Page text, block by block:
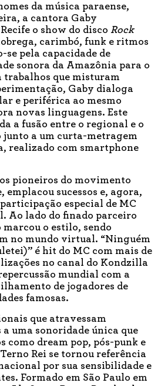
da música paraense,
a cantora Gaby
o show do disco Rock
carimbó, funk e ritmos
se pela capacidade de
sonora da Amazônia para o
trabalhos que misturam
Gaby dialoga
e periférica ao mesmo
novas linguagens. Este
a fusão entre o regional e o
junto a um curta-metragem
realizado com smartphone
pioneiros do movimento
emplacou sucessos e, agora,
especial de MC
Ao lado do finado parceiro
o estilo, sendo
no mundo virtual. “Ninguém
é hit do MC com mais de
no canal do Kondzilla
mundial com a
de jogadores de
famosas.
que atravessam
uma sonoridade única que
como dream pop, pós-punk e
Rei se tornou referência
por sua sensibilidade e
Formado em São Paulo em